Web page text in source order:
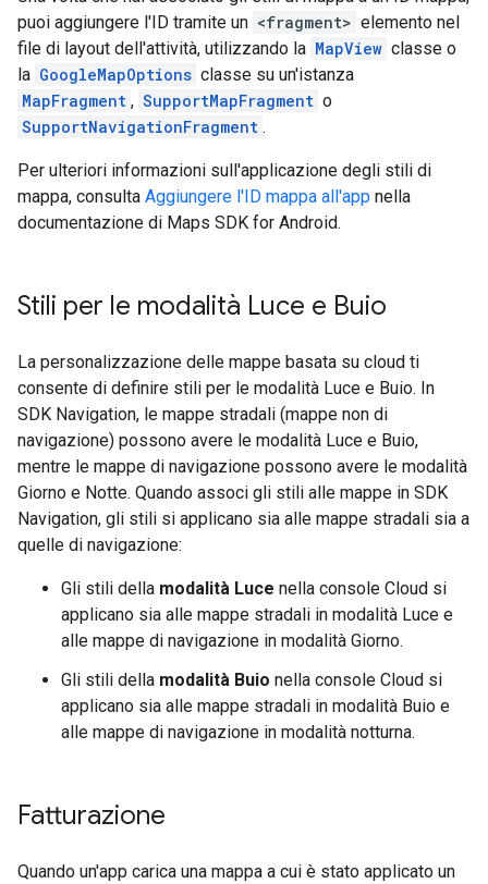
puoi aggiungere l'ID tramite un <fragment> elemento nel
file di layout dell'attività, utilizzando la MapView classe o
la GoogleMapOptions classe su un'istanza
MapFragment , SupportMapFragment o
SupportNavigationFragment .
Per ulteriori informazioni sull'applicazione degli stili di
mappa, consulta Aggiungere l'ID mappa all'app nella
documentazione di Maps SDK for Android.
Stili per le modalità Luce e Buio
La personalizzazione delle mappe basata su cloud ti
consente di definire stili per le modalità Luce e Buio. In
SDK Navigation, le mappe stradali (mappe non di
navigazione) possono avere le modalità Luce e Buio,
mentre le mappe di navigazione possono avere le modalità
Giorno e Notte. Quando associ gli stili alle mappe in SDK
Navigation, gli stili si applicano sia alle mappe stradali sia a
quelle di navigazione:
Gli stili della modalità Luce nella console Cloud si
applicano sia alle mappe stradali in modalità Luce e
alle mappe di navigazione in modalità Giorno.
Gli stili della modalità Buio nella console Cloud si
applicano sia alle mappe stradali in modalità Buio e
alle mappe di navigazione in modalità notturna.
Fatturazione
Quando un'app carica una mappa a cui è stato applicato un